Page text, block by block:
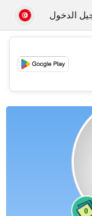
الدخول
💖
0